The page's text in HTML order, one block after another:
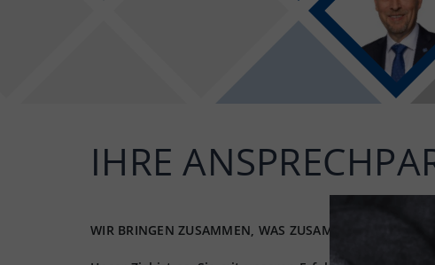
IHRE
WIR BRINGEN ZUSAMMEN, WAS ZUSAMMEN GEHÖRT.